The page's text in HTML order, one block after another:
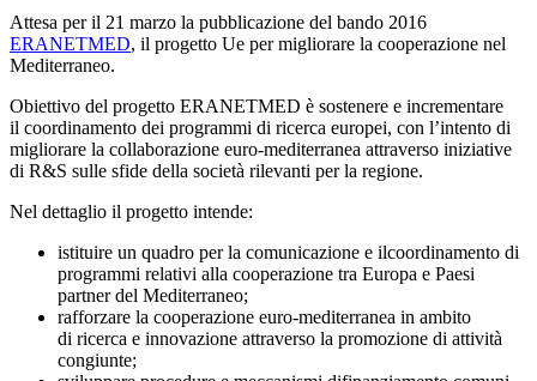
Attesa per il 21 marzo la pubblicazione del bando 2016
ERANETMED, il progetto Ue per migliorare la cooperazione nel
Mediterraneo.
Obiettivo del progetto ERANETMED è sostenere e incrementare
il coordinamento dei programmi di ricerca europei, con l’intento di
migliorare la collaborazione euro-mediterranea attraverso iniziative
di R&S sulle sfide della società rilevanti per la regione.
Nel dettaglio il progetto intende:
istituire un quadro per la comunicazione e ilcoordinamento di
programmi relativi alla cooperazione tra Europa e Paesi
partner del Mediterraneo;
rafforzare la cooperazione euro-mediterranea in ambito
di ricerca e innovazione attraverso la promozione di attività
congiunte;